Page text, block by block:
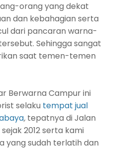
orang yang dekat
dan kebahagian serta
dari pancaran warna-
Sehingga sangat
saat temen-temen
Berwarna Campur ini
selaku tempat jual
, tepatnya di Jalan
2012 serta kami
yang sudah terlatih dan